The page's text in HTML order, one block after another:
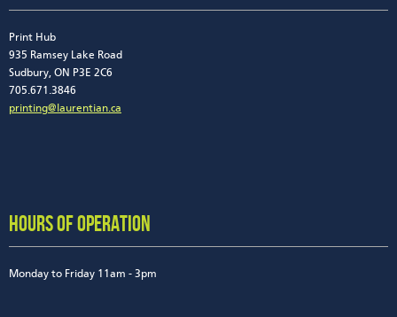
Print Hub
935 Ramsey Lake Road
Sudbury, ON P3E 2C6
705.671.3846
printing@laurentian.ca
HOURS OF OPERATION
Monday to Friday 11am - 3pm